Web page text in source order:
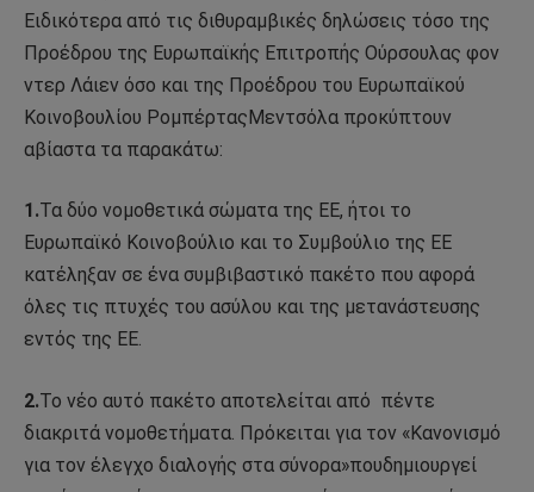
Ειδικότερα από τις διθυραμβικές δηλώσεις τόσο της
Προέδρου της Ευρωπαϊκής Επιτροπής Ούρσουλας φον
ντερ Λάιεν όσο και της Προέδρου του Ευρωπαϊκού
Κοινοβουλίου ΡομπέρταςΜεντσόλα προκύπτουν
αβίαστα τα παρακάτω:
1.Τα δύο νομοθετικά σώματα της ΕΕ, ήτοι το
Ευρωπαϊκό Κοινοβούλιο και το Συμβούλιο της ΕΕ
κατέληξαν σε ένα συμβιβαστικό πακέτο που αφορά
όλες τις πτυχές του ασύλου και της μετανάστευσης
εντός της ΕΕ.
2.Το νέο αυτό πακέτο αποτελείται από πέντε
διακριτά νομοθετήματα. Πρόκειται για τον «Κανονισμό
για τον έλεγχο διαλογής στα σύνορα»πουδημιουργεί